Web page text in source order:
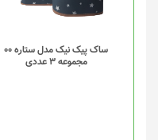
ساک پیک نیک مدل ستاره 00
مجموعه 3 عددی
گزینه
ها